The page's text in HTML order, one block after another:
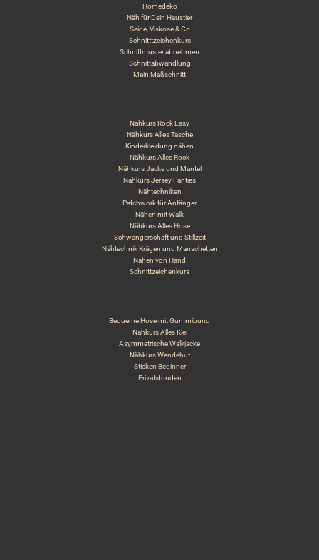
Nähkurs Rock Easy
Nähkurs Alles Tasche
Kinderkleidung nähen
Nähkurs Alles Rock
Nähkurs Jacke und Mantel
Nähkurs Jersey Panties
Nähtechniken
Patchwork für Anfänger
Nähen mit Walk
Nähkurs Alles Hose
Schwangerschaft und Stillzeit
Nähtechnik Krägen und Manschetten
Nähen von Hand
Schnittzeichenkurs
Homedeko
Näh für Dein Haustier
Seide, Viskose & Co
Schnitttzeichenkurs
Schnittmuster abnehmen
Schnittabwandlung
Mein Maßschnitt
Bequeme Hose mit Gummibund
Nähkurs Alles Klei
Asymmetrische Walkjacke
Nähkurs Wendehut
Sticken Beginner
Privatstunden